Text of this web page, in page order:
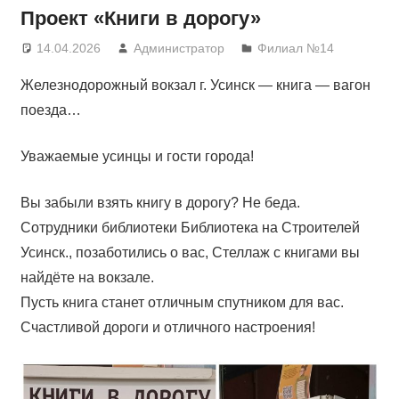
Проект «Книги в дорогу»
14.04.2026 Администратор Филиал №14
Железнодорожный вокзал г. Усинск — книга — вагон
поезда…
Уважаемые усинцы и гости города!
Вы забыли взять книгу в дорогу? Не беда.
Сотрудники библиотеки Библиотека на Строителей
Усинск., позаботились о вас, Стеллаж с книгами вы
найдёте на вокзале.
Пусть книга станет отличным спутником для вас.
Счастливой дороги и отличного настроения!